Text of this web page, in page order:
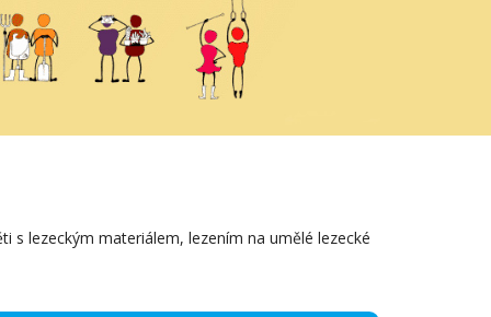
s lezeckým materiálem, lezením na umělé lezecké